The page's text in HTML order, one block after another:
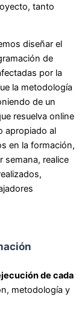
tanto
diseñar el
de
por la
la metodología
de un
resuelva online
apropiado al
en la formación,
semana, realice
de cada
metodología y